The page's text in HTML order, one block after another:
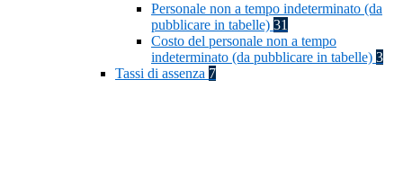
Personale non a tempo indeterminato (da
pubblicare in tabelle) 31
Costo del personale non a tempo
indeterminato (da pubblicare in tabelle) 3
Tassi di assenza 7